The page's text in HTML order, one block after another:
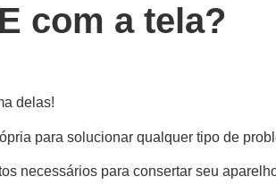
com a tela?
delas!
para solucionar qualquer tipo de
necessários para consertar seu